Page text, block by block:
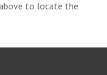
to locate the